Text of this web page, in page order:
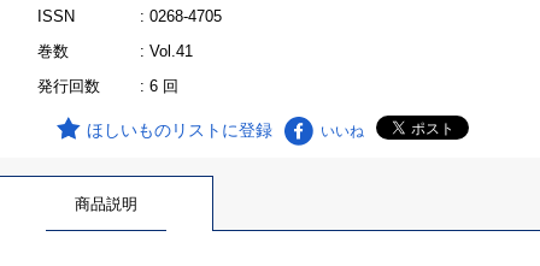
ISSN
: 0268-4705
巻数
: Vol.41
発行回数
: 6 回
ほしいものリストに登録 いいね
商品説明